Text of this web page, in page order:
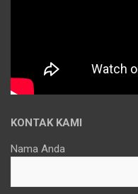
KONTAK KAMI
Nama Anda